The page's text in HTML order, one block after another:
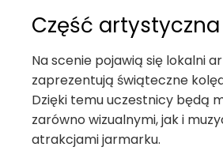
Część artystyczna
Na scenie pojawią się lokalni
zaprezentują świąteczne
Dzięki temu uczestnicy będą
zarówno wizualnymi, jak i
atrakcjami jarmarku.